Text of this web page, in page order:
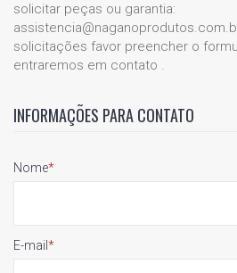
solicitar peças ou garantia:
solicitações favor preencher o
entraremos em contato .
INFORMAÇÕES PARA CONTATO
Nome*
E-mail *